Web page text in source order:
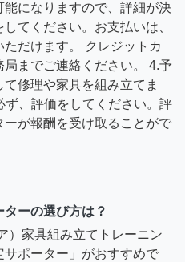
になりますので、詳細が決
てください。お支払いは、
だけます。 クレジットカ
までご連絡ください。 4.予
修理や家具を組み立てま
、評価をしてください。評
が報酬を受け取ることがで
ーの選び方は？
）家具組み立てトレーニン
ポーター」がおすすめで